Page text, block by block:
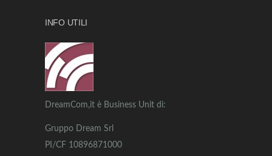
INFO UTILI
DreamCom,it è Business Unit di:
Gruppo Dream Srl
PI/CF 10896871000